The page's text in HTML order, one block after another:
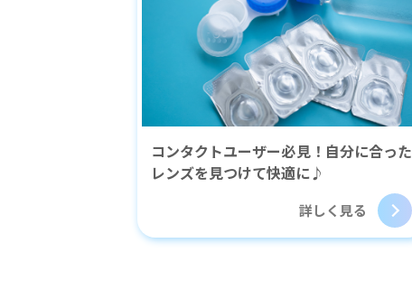
コンタクトユーザー必見！自分に合った
レンズを見つけて快適に♪
詳しく見る